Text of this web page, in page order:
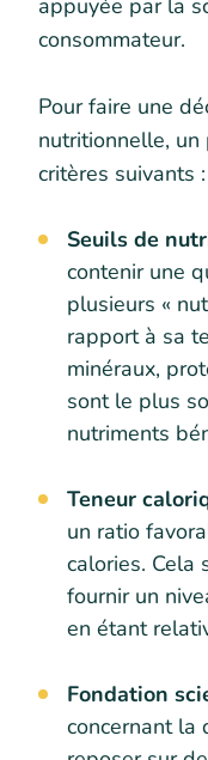
appuyée par la
consommateur.
Pour faire une
nutritionnelle,
critères suivants :
Seuils de
contenir une
plusieurs «
rapport à sa
minéraux,
sont le plus
nutriments
Teneur
un ratio
calories. Cela
fournir un
en étant
Fondation
concernant la